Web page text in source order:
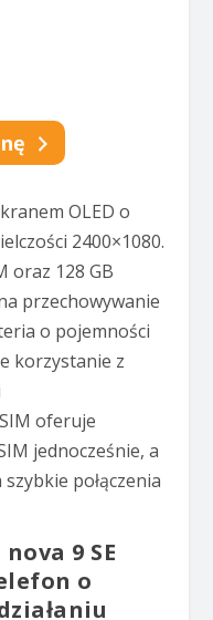
OLED o
2400×1080.
oraz 128 GB
przechowywanie
o pojemności
korzystanie z
oferuje
jednocześnie, a
połączenia
9 SE
o